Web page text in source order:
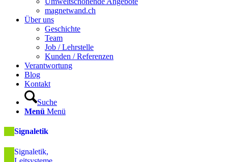
magnetwand.ch
Über uns
Geschichte
Team
Job / Lehrstelle
Kunden / Referenzen
Verantwortung
Blog
Kontakt
Suche
Menü Menü
Signaletik
Signaletik,